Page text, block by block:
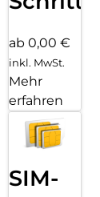
ab 0,00 €
inkl. MwSt.
Mehr
erfahren
SIM-